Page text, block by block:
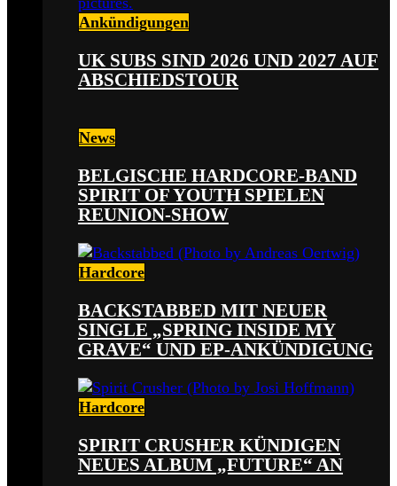
Ankündigungen
UK SUBS SIND 2026 UND 2027 AUF
ABSCHIEDSTOUR
News
BELGISCHE HARDCORE-BAND
SPIRIT OF YOUTH SPIELEN
REUNION-SHOW
Hardcore
BACKSTABBED MIT NEUER
SINGLE „SPRING INSIDE MY
GRAVE“ UND EP-ANKÜNDIGUNG
Hardcore
SPIRIT CRUSHER KÜNDIGEN
NEUES ALBUM „FUTURE“ AN